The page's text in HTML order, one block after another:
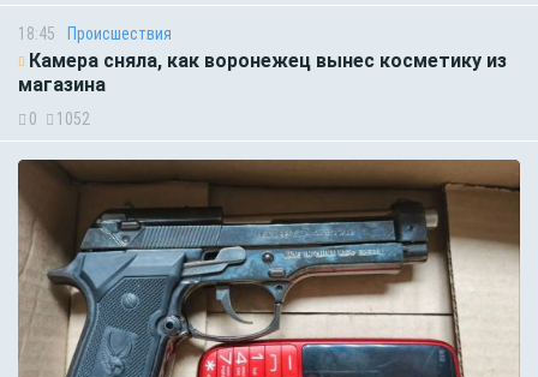
18:45 Происшествия
Камера сняла, как воронежец вынес косметику из
магазина
0 1052